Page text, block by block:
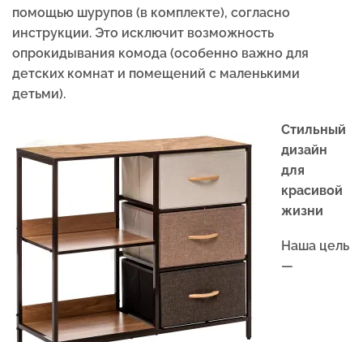
помощью шурупов (в комплекте), согласно
инструкции. Это исключит возможность
опрокидывания комода (особенно важно для
детских комнат и помещений с маленькими
детьми).
Стильный
дизайн
для
красивой
жизни
Наша цель
—